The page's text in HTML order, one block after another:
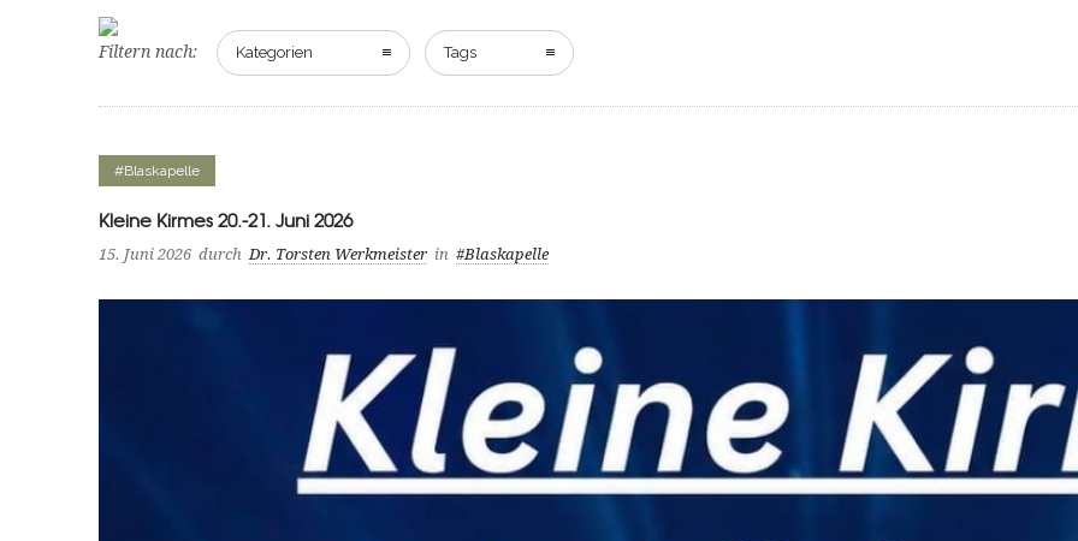
Filtern nach: Kategorien Tags
#Blaskapelle
Kleine Kirmes 20.-21. Juni 2026
15. Juni 2026 durch Dr. Torsten Werkmeister in #Blaskapelle